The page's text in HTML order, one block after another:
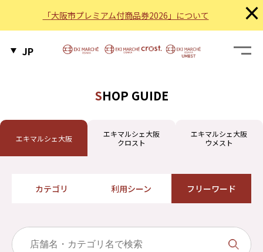
「大阪市プレミアム付商品券2026」について ×
JP
SHOP GUIDE
エキマルシェ大阪
エキマルシェ大阪
クロスト
エキマルシェ大阪
ウメスト
カテゴリ 利用シーン フリーワード